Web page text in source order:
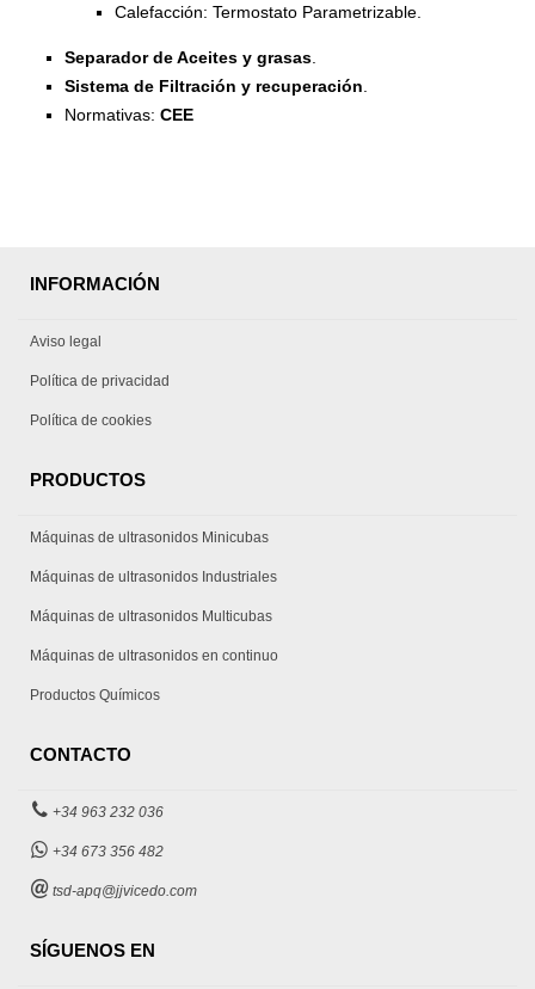
Calefacción: Termostato Parametrizable.
Separador de Aceites y grasas
Sistema de Filtración y recuperación
Normativas:CEE
INFORMACIÓN
Aviso legal
Política de privacidad
Política de cookies
PRODUCTOS
Máquinas de ultrasonidos Minicubas
Máquinas de ultrasonidos Industriales
Máquinas de ultrasonidos Multicubas
Máquinas de ultrasonidos en continuo
Productos Químicos
CONTACTO
+34 963 232 036
+34 673 356 482
tsd-apq@jjvicedo.com
SÍGUENOS EN